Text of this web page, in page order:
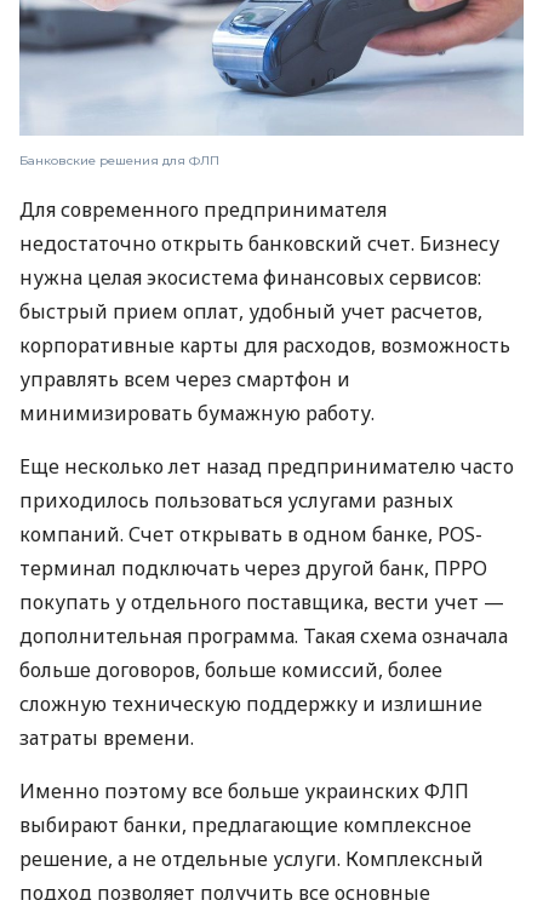
Банковские решения для ФЛП
Для современного предпринимателя
недостаточно открыть банковский счет. Бизнесу
нужна целая экосистема финансовых сервисов:
быстрый прием оплат, удобный учет расчетов,
корпоративные карты для расходов, возможность
управлять всем через смартфон и
минимизировать бумажную работу.
Еще несколько лет назад предпринимателю часто
приходилось пользоваться услугами разных
компаний. Счет открывать в одном банке, POS-
терминал подключать через другой банк, ПРРО
покупать у отдельного поставщика, вести учет —
дополнительная программа. Такая схема означала
больше договоров, больше комиссий, более
сложную техническую поддержку и излишние
затраты времени.
Именно поэтому все больше украинских ФЛП
выбирают банки, предлагающие комплексное
решение, а не отдельные услуги. Комплексный
подход позволяет получить все основные